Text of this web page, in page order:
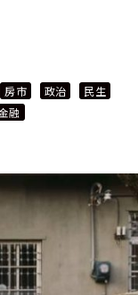
房市 政治
民生
融